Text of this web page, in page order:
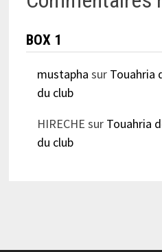
BOX 1
mustapha sur Touahria
du club
HIRECHE sur Touahria
du club